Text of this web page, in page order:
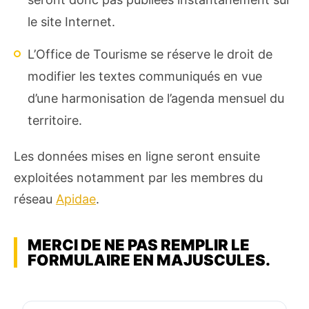
le site Internet.
L’Office de Tourisme se réserve le droit de
modifier les textes communiqués en vue
d’une harmonisation de l’agenda mensuel du
territoire.
Les données mises en ligne seront ensuite
exploitées notamment par les membres du
réseau Apidae.
MERCI DE NE PAS REMPLIR LE
FORMULAIRE EN MAJUSCULES.